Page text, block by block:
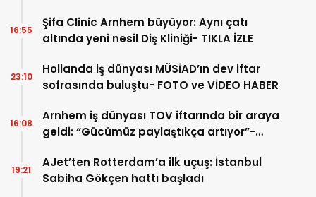
Şifa Clinic Arnhem büyüyor: Aynı çatı
altında yeni nesil Diş Kliniği- TIKLA İZLE
16:55
Hollanda iş dünyası MÜSİAD’ın dev iftar
sofrasında buluştu- FOTO ve VİDEO HABER
23:10
Arnhem iş dünyası TOV iftarında bir araya
geldi: “Gücümüz paylaştıkça artıyor”-
16:08
AJet’ten Rotterdam’a ilk uçuş: İstanbul
Sabiha Gökçen hattı başladı
19:21